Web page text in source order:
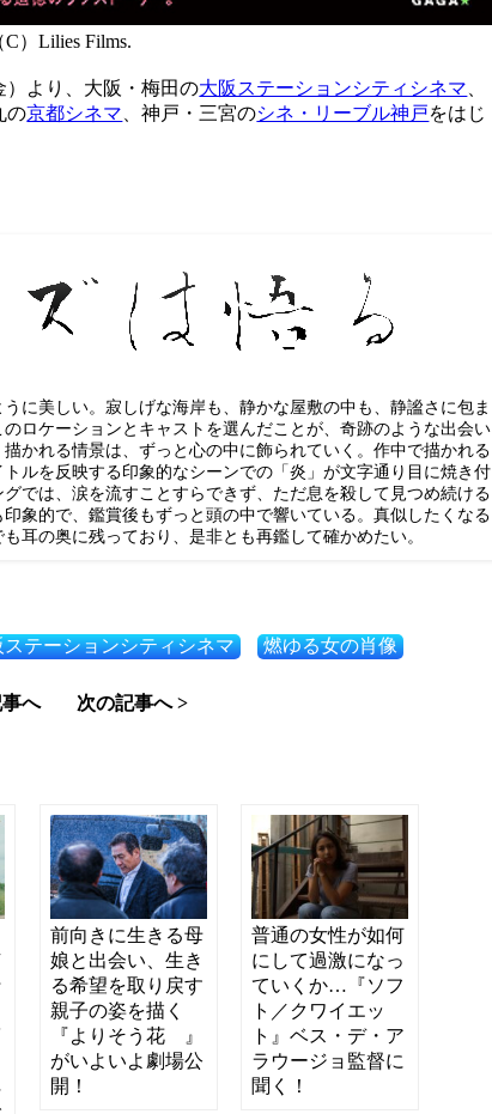
C）Lilies Films.
より、大阪・梅田の大阪ステーションシティシネマ
の京都シネマ 、神戸・三宮のシネ・リーブル神戸をはじ
に美しい。寂しげな海岸も、静かな屋敷の中も、静謐さに包ま
ロケーションとキャストを選んだことが、奇跡のような出会い
かれる情景は、ずっと心の中に飾られていく。作中で描かれる
ルを反映する印象的なシーンでの「炎」が文字通り目に焼き付
では、涙を流すことすらできず、ただ息を殺して見つめ続ける
象的で、鑑賞後もずっと頭の中で響いている。真似したくなる
耳の奥に残っており、是非とも再鑑して確かめたい。
ステーションシティシネマ 燃ゆる女の肖像
へ 次の記事へ >
前向きに生きる母
娘と出会い、生き
る希望を取り戻す
親子の姿を描く
『よりそう花ゝ』
がいよいよ劇場公
開！
普通の女性が如何
にして過激になっ
ていくか…『ソフ
ト／クワイエッ
ト』ベス・デ・ア
ラウージョ監督に
聞く！